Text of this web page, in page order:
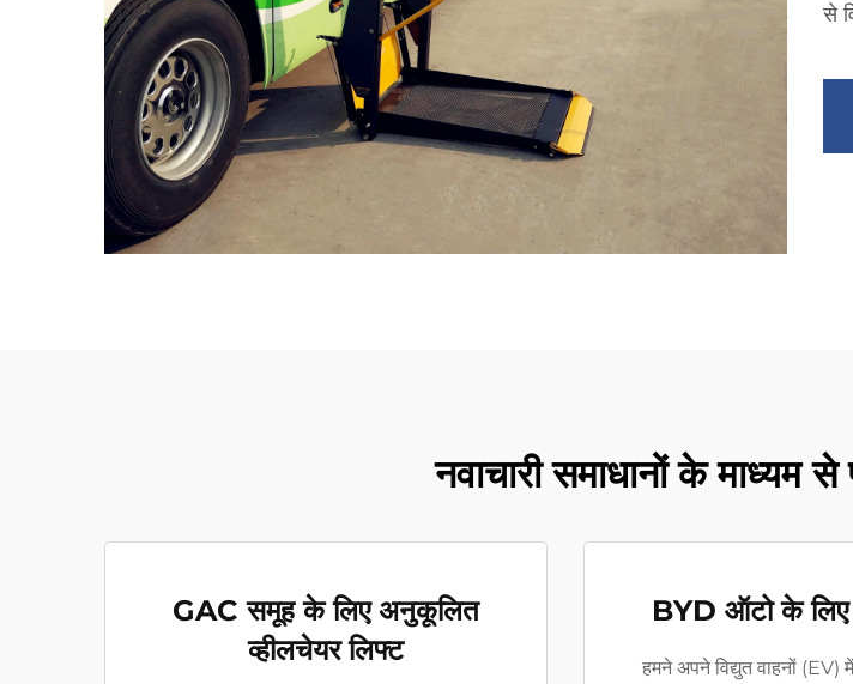
से
नवाचारी समाधानों के माध्यम
GAC समूह के लिए अनुकूलित
व्हीलचेयर लिफ्ट
BYD ऑटो के लिए
हमने अपने विद्युत वाहनों (EV)